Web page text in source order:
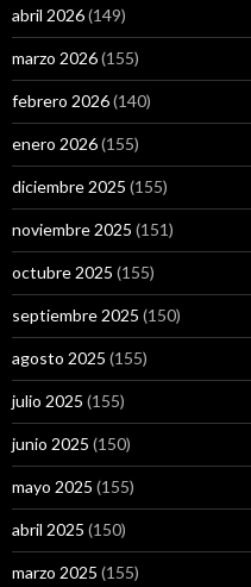
abril 2026(149)
marzo 2026(155)
febrero 2026(140)
enero 2026(155)
diciembre 2025 (155)
noviembre 2025 (151)
octubre 2025 (155)
septiembre 2025 (150)
agosto 2025 (155)
julio 2025 (155)
junio 2025 (150)
mayo 2025 (155)
abril 2025 (150)
marzo 2025 (155)